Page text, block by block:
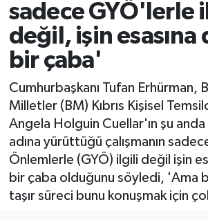
sadece GYÖ'lerle
değil, işin esasına
bir çaba'
Cumhurbaşkanı Tufan Erhürman,
Milletler (BM) Kıbrıs Kişisel
Angela Holguin Cuellar'ın şu
adına yürüttüğü çalışmanın
Önlemlerle (GYÖ) ilgili değil işin
bir çaba olduğunu söyledi, 'Ama
taşır süreci bunu konuşmak için
DÜNYA
EĞİTİM
EKONOMİ
ENGLISH
ESENTEPE
Son Dakika Haberleri
Haber Arşivi